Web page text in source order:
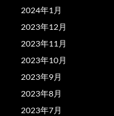
2024年1月
2023年12月
2023年11月
2023年10月
2023年9月
2023年8月
2023年7月